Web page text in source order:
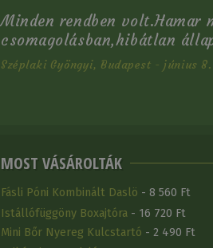
Akció* Feltételekkel
19 490 Ft
Minden rendben volt.Hamar
csomagolásban,hibátlan
Széplaki Gyöngyi, Budapest - június 8.
MOST VÁSÁROLTÁK
Fásli Póni Kombinált Daslö - 8 560 Ft
Istállófüggöny Boxajtóra - 16 720 Ft
Mini Bőr Nyereg Kulcstartó - 2 490 Ft